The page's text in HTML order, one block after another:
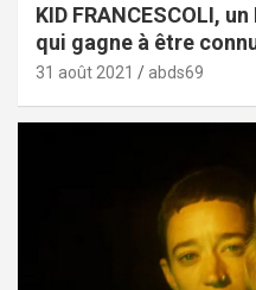
KID FRANCESCOLI,
qui gagne à être
31 août 2021 abds69